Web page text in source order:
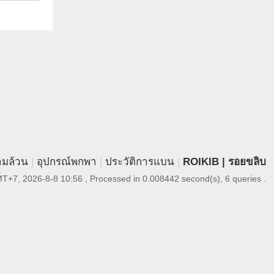
ล้วน | อุปกรณ์พกพา | ประวัติการแบน | ROIKIB | รอยขลิบ
2026-8-8 10:56 , Processed in 0.008442 second(s), 6 queries .